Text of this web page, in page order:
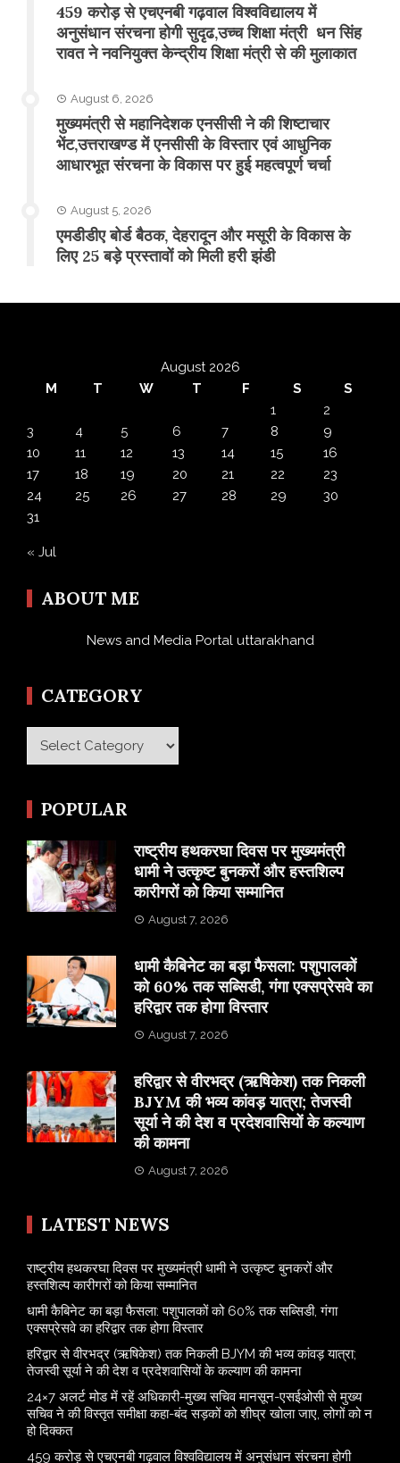
459 करोड़ से एचएनबी गढ़वाल विश्वविद्यालय में
अनुसंधान संरचना होगी सुदृढ,उच्च शिक्षा मंत्री धन सिंह
रावत ने नवनियुक्त केन्द्रीय शिक्षा मंत्री से की मुलाकात
August 6, 2026
मुख्यमंत्री से महानिदेशक एनसीसी ने की शिष्टाचार
भेंट,उत्तराखण्ड में एनसीसी के विस्तार एवं आधुनिक
आधारभूत संरचना के विकास पर हुई महत्वपूर्ण चर्चा
August 5, 2026
एमडीडीए बोर्ड बैठक, देहरादून और मसूरी के विकास के
लिए 25 बड़े प्रस्तावों को मिली हरी झंडी
August 2026
M
T W T F S
S
1
2
3
4 5 6 7 8
9
10
11 12 13 14 15
16
17
18 19 20 21 22
23
24
25 26 27 28 29
30
31
« Jul
ABOUT ME
News and Media Portal uttarakhand
CATEGORY
Category
POPULAR
राष्ट्रीय हथकरघा दिवस पर मुख्यमंत्री
धामी ने उत्कृष्ट बुनकरों और हस्तशिल्प
कारीगरों को किया सम्मानित
August 7, 2026
​धामी कैबिनेट का बड़ा फैसला: पशुपालकों
को 60% तक सब्सिडी, गंगा एक्सप्रेसवे का
हरिद्वार तक होगा विस्तार
August 7, 2026
​हरिद्वार से वीरभद्र (ऋषिकेश) तक निकली
BJYM की भव्य कांवड़ यात्रा; तेजस्वी
सूर्या ने की देश व प्रदेशवासियों के कल्याण
की कामना
August 7, 2026
LATEST NEWS
राष्ट्रीय हथकरघा दिवस पर मुख्यमंत्री धामी ने उत्कृष्ट बुनकरों और
हस्तशिल्प कारीगरों को किया सम्मानित
​धामी कैबिनेट का बड़ा फैसला: पशुपालकों को 60% तक सब्सिडी, गंगा
एक्सप्रेसवे का हरिद्वार तक होगा विस्तार
​हरिद्वार से वीरभद्र (ऋषिकेश) तक निकली BJYM की भव्य कांवड़ यात्रा;
तेजस्वी सूर्या ने की देश व प्रदेशवासियों के कल्याण की कामना
24×7 अलर्ट मोड में रहें अधिकारी-मुख्य सचिव मानसून-एसईओसी से मुख्य
सचिव ने की विस्तृत समीक्षा कहा-बंद सड़कों को शीघ्र खोला जाए, लोगों को न
हो दिक्कत
459 करोड़ से एचएनबी गढ़वाल विश्वविद्यालय में अनुसंधान संरचना होगी